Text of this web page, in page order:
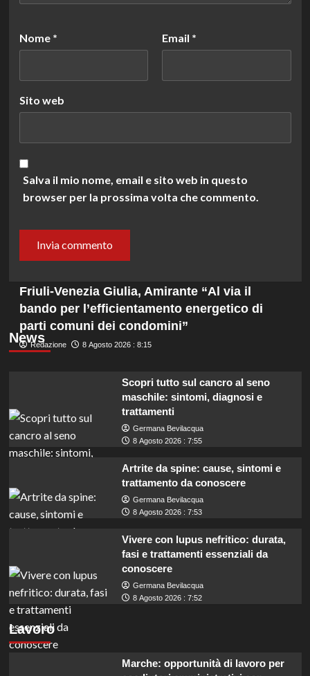
Nome * Email *
Sito web
Salva il mio nome, email e sito web in questo
browser per la prossima volta che commento.
News
Friuli-Venezia Giulia, Amirante “Al via il
bando per l’efficientamento energetico di
parti comuni dei condomini”
Redazione 8 Agosto 2026 : 8:15
Scopri tutto sul cancro al seno
maschile: sintomi, diagnosi e
trattamenti
Germana Bevilacqua
8 Agosto 2026 : 7:55
Artrite da spine: cause, sintomi e
trattamento da conoscere
Germana Bevilacqua
8 Agosto 2026 : 7:53
Vivere con lupus nefritico: durata,
fasi e trattamenti essenziali da
conoscere
Germana Bevilacqua
8 Agosto 2026 : 7:52
Lavoro
Marche: opportunità di lavoro per